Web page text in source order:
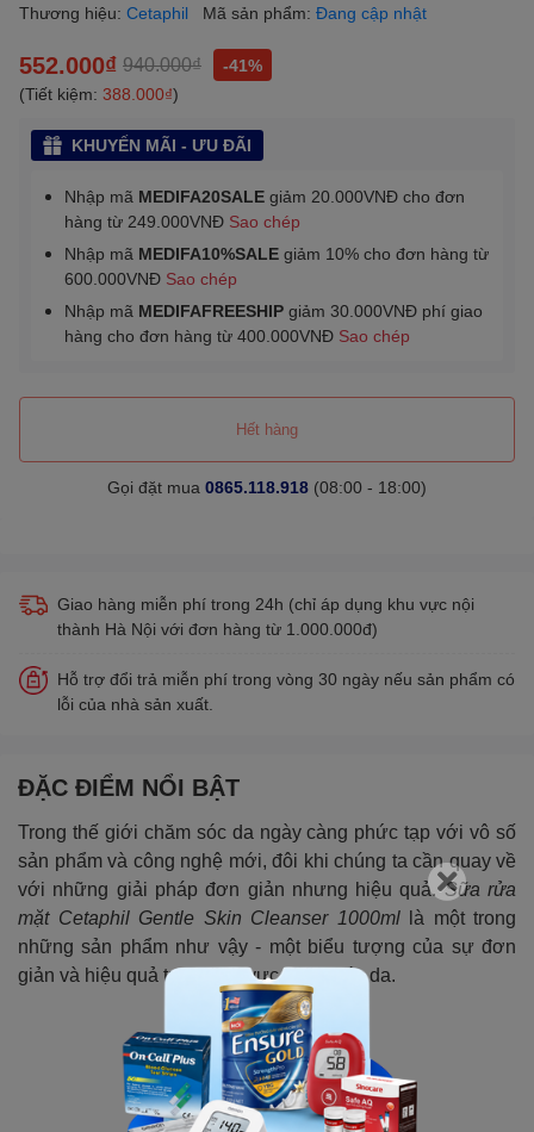
Thương hiệu: Cetaphil Mã sản phẩm: Đang cập nhật
552.000₫ 940.000₫
-41%
(Tiết kiệm: 388.000₫)
KHUYẾN MÃI - ƯU ĐÃI
Nhập mã MEDIFA20SALE giảm 20.000VNĐ cho đơn
hàng từ 249.000VNĐ Sao chép
Nhập mã MEDIFA10%SALE giảm 10% cho đơn hàng từ
600.000VNĐ Sao chép
Nhập mã MEDIFAFREESHIP giảm 30.000VNĐ phí giao
hàng cho đơn hàng từ 400.000VNĐ Sao chép
Hết hàng
Gọi đặt mua 0865.118.918 (08:00 - 18:00)
Giao hàng miễn phí trong 24h (chỉ áp dụng khu vực nội
thành Hà Nội với đơn hàng từ 1.000.000đ)
Hỗ trợ đổi trả miễn phí trong vòng 30 ngày nếu sản phẩm có
lỗi của nhà sản xuất.
ĐẶC ĐIỂM NỔI BẬT
Trong thế giới chăm sóc da ngày càng phức tạp với vô số
sản phẩm và công nghệ mới, đôi khi chúng ta cần quay về
với những giải pháp đơn giản nhưng hiệu quả.Sữa rửa
mặt Cetaphil Gentle Skin Cleanser 1000mllà một trong
những sản phẩm như vậy - một biểu tượng của sự đơn
giản và hiệu quả trong lĩnh vực chăm sóc da.